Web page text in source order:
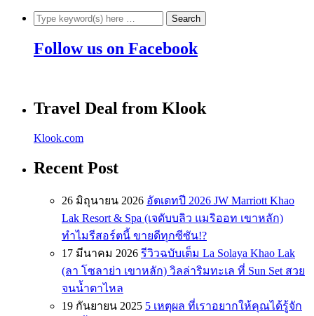
Follow us on Facebook
Travel Deal from Klook
Klook.com
Recent Post
26 มิถุนายน 2026 อัตเดทปี 2026 JW Marriott Khao
Lak Resort & Spa (เจดับบลิว แมริออท เขาหลัก)
ทำไมรีสอร์ตนี้ ขายดีทุกซีซัน!?
17 มีนาคม 2026 รีวิวฉบับเต็ม La Solaya Khao Lak
(ลา โซลาย่า เขาหลัก) วิลล่าริมทะเล ที่ Sun Set สวย
จนน้ำตาไหล
19 กันยายน 2025 5 เหตุผล ที่เราอยากให้คุณได้รู้จัก